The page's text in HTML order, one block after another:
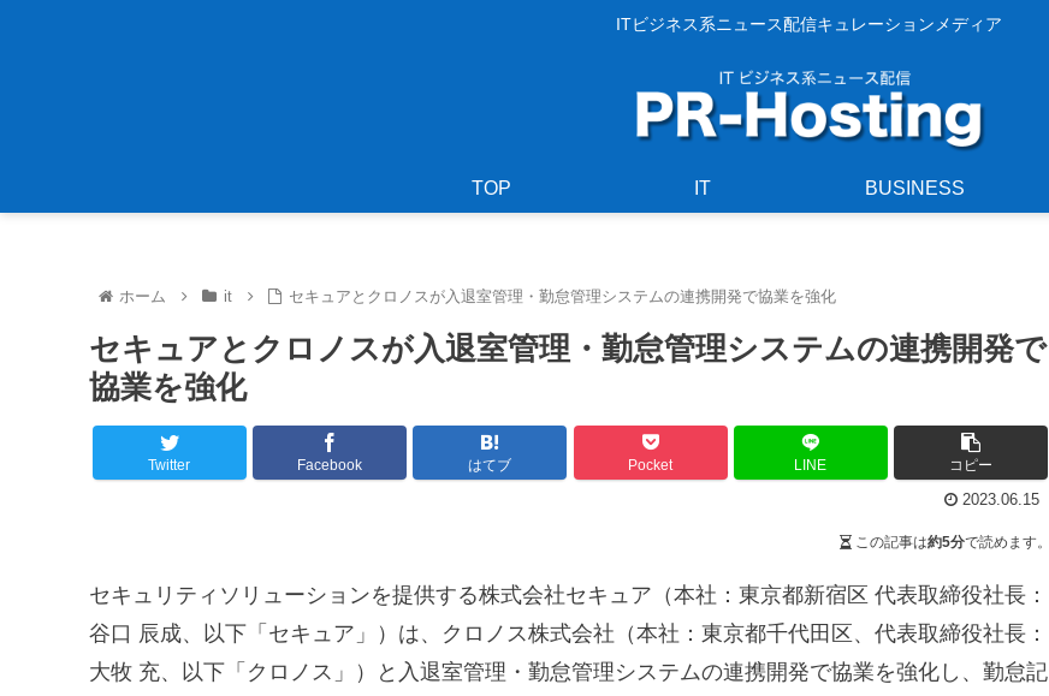
ITビジネス系ニュース配信キュレーションメディア
TOP IT BUSINESS
ホーム it セキュアとクロノスが入退室管理・勤怠管理システムの連携開発で協業を強化
セキュアとクロノスが入退室管理・勤怠管理システムの連携開発で
協業を強化
Twitter Facebook はてブ Pocket LINE コピー
2023.06.15
この記事は約5分で読めます。
セキュリティソリューションを提供する株式会社セキュア（本社：東京都新宿区 代表取締役社長：
谷口 辰成、以下「セキュア」）は、クロノス株式会社（本社：東京都千代田区、代表取締役社長：
大牧 充、以下「クロノス」）と入退室管理・勤怠管理システムの連携開発で協業を強化し、勤怠記